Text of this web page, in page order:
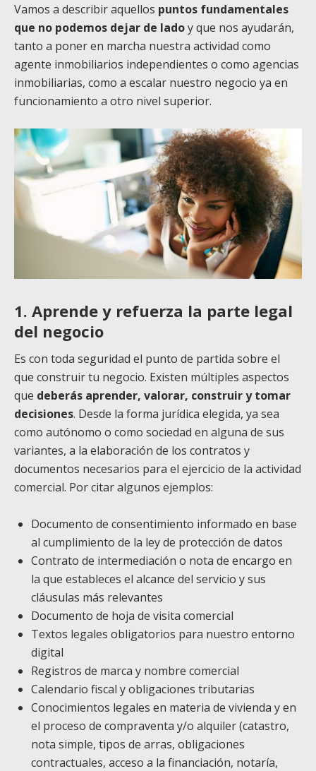
Vamos a describir aquellos puntos fundamentales
que no podemos dejar de ladoy que nos ayudarán,
tanto a poner en marcha nuestra actividad como
agente inmobiliarios independientes o como agencias
inmobiliarias, como a escalar nuestro negocio ya en
funcionamiento a otro nivel superior.
1. Aprende y refuerza la parte legal
del negocio
Es con toda seguridad el punto de partida sobre el
que construir tu negocio. Existen múltiples aspectos
que deberás aprender, valorar, construir y tomar
decisiones. Desde la forma jurídica elegida, ya sea
como autónomo o como sociedad en alguna de sus
variantes, a la elaboración de los contratos y
documentos necesarios para el ejercicio de la actividad
comercial. Por citar algunos ejemplos:
Documento de consentimiento informado en base
al cumplimiento de la ley de protección de datos
Contrato de intermediación o nota de encargo en
la que estableces el alcance del servicio y sus
cláusulas más relevantes
Documento de hoja de visita comercial
Textos legales obligatorios para nuestro entorno
digital
Registros de marca y nombre comercial
Calendario fiscal y obligaciones tributarias
Conocimientos legales en materia de vivienda y en
el proceso de compraventa y/o alquiler (catastro,
nota simple, tipos de arras, obligaciones
contractuales, acceso a la financiación, notaría,